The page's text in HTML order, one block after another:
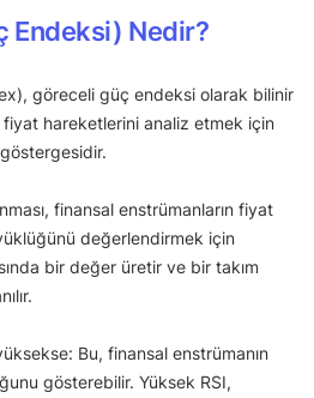
Endeksi) Nedir?
göreceli güç endeksi olarak bilinir
fiyat hareketlerini analiz etmek için
finansal enstrümanların fiyat
değerlendirmek için
bir değer üretir ve bir takım
Bu, finansal enstrümanın
gösterebilir. Yüksek RSI,